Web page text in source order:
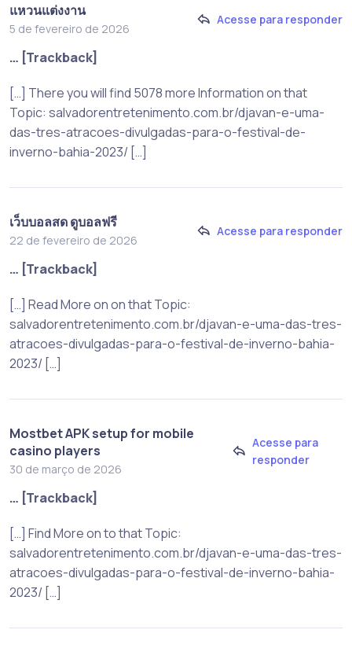
แหวนแต่งงาน
5 de fevereiro de 2026
Acesse para responder
… [Trackback]
[…] There you will find 5078 more Information on that
Topic: salvadorentretenimento.com.br/djavan-e-uma-
das-tres-atracoes-divulgadas-para-o-festival-de-
inverno-bahia-2023/ […]
เว็บบอลสด ดูบอลฟรี
22 de fevereiro de 2026
Acesse para responder
… [Trackback]
[…] Read More on on that Topic:
salvadorentretenimento.com.br/djavan-e-uma-das-tres-
atracoes-divulgadas-para-o-festival-de-inverno-bahia-
2023/ […]
Mostbet APK setup for mobile
casino players
30 de março de 2026
Acesse para
responder
… [Trackback]
[…] Find More on to that Topic:
salvadorentretenimento.com.br/djavan-e-uma-das-tres-
atracoes-divulgadas-para-o-festival-de-inverno-bahia-
2023/ […]